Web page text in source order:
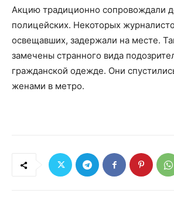
Акцию традиционно сопровождали
полицейских. Некоторых
освещавших, задержали на месте.
замечены странного вида
гражданской одежде. Они
женами в метро.